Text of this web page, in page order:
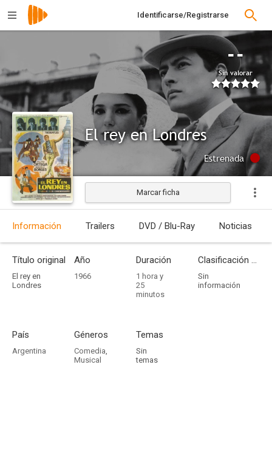
Identificarse/Registrarse
--
Sin valorar
El rey en Londres
Estrenada
Marcar ficha
Información Trailers DVD / Blu-Ray Noticias
Título original
El rey en
Londres
Año
1966
Duración
1 hora y
25
minutos
Clasificación por edades
Sin
información
País
Argentina
Géneros
Comedia,
Musical
Temas
Sin
temas